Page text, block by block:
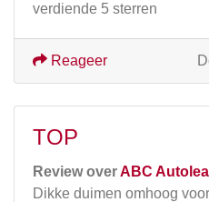
verdiende 5 sterren
Reageer
TOP
Review overABC
Dikke duimen omhoog